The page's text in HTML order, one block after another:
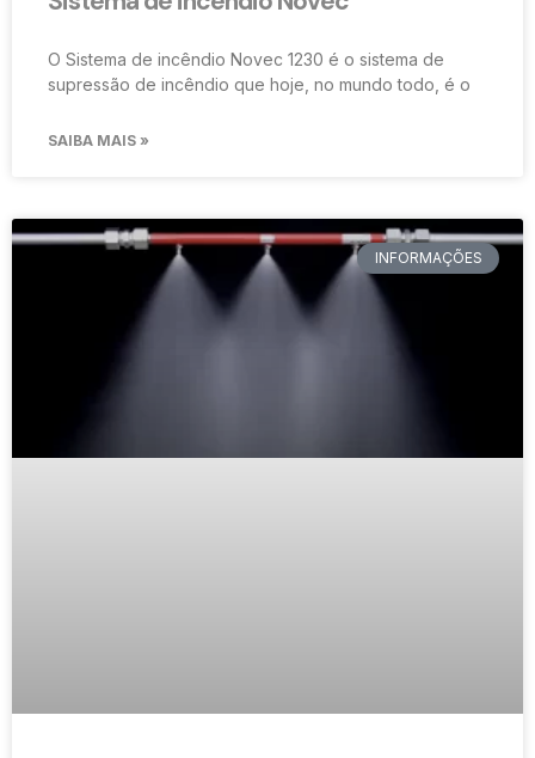
O Sistema de incêndio Novec 1230 é o sistema de
supressão de incêndio que hoje, no mundo todo, é o
SAIBA MAIS »
INFORMAÇÕES